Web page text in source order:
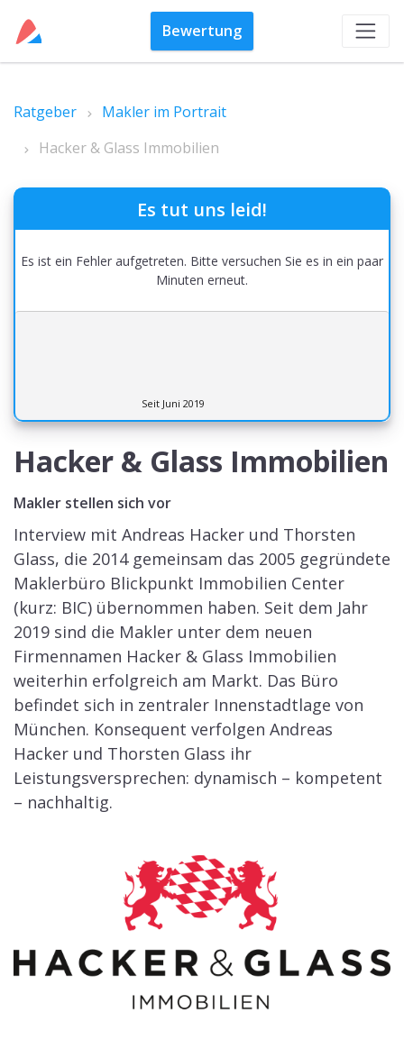
Bewertung
Ratgeber
Makler im Portrait
Hacker & Glass Immobilien
Hacker & Glass Immobilien
Makler stellen sich vor
Interview mit Andreas Hacker und Thorsten
Glass, die 2014 gemeinsam das 2005 gegründete
Maklerbüro Blickpunkt Immobilien Center
(kurz: BIC) übernommen haben. Seit dem Jahr
2019 sind die Makler unter dem neuen
Firmennamen Hacker & Glass Immobilien
weiterhin erfolgreich am Markt. Das Büro
befindet sich in zentraler Innenstadtlage von
München. Konsequent verfolgen Andreas
Hacker und Thorsten Glass ihr
Leistungsversprechen: dynamisch – kompetent
– nachhaltig.
Es tut uns leid!
Es ist ein Fehler aufgetreten. Bitte versuchen Sie es in ein paar
Minuten erneut.
Seit Juni 2019